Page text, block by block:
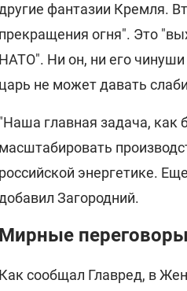
фантазии Кремля.
прекращения огня". Это
НАТО". Ни он, ни его чинуши
царь не может давать
"Наша главная задача, как
масштабировать
российской энергетике.
Загородний.
Мирные
Как сообщал Главред, в